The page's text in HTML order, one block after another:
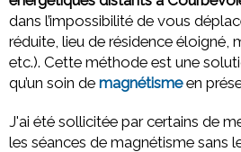
dans l’impossibilité de vous
réduite, lieu de résidence éloigné,
etc.). Cette méthode est une
qu’un soin de magnétismeen
J'ai été sollicitée par certains de
les séances de magnétisme sans